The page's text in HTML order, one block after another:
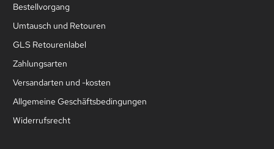
Bestellvorgang
Umtausch und Retouren
GLS Retourenlabel
Zahlungsarten
Versandarten und -kosten
Allgemeine Geschäftsbedingungen
Widerrufsrecht